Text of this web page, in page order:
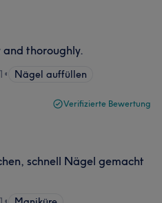
and thoroughly.
• Nägel auffüllen
Verifizierte Bewertung
schnell Nägel gemacht